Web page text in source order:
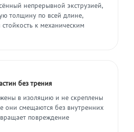
непрерывной экструзией,
толщину по всей длине,
к механическим
без трения
в изоляцию и не скреплены
они смещаются без внутренних
повреждение